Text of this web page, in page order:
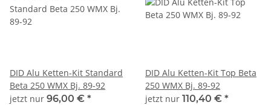
DID Alu Ketten-Kit Standard
Beta 250 WMX Bj. 89-92
jetzt nur 96,00 € *
DID Alu Ketten-Kit Top Beta
250 WMX Bj. 89-92
jetzt nur 110,40 € *